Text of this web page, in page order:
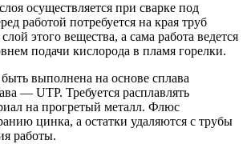
осуществляется при сварке под
работой потребуется на края труб
этого вещества, а сама работа ведется
подачи кислорода в пламя горелки.
выполнена на основе сплава
— UTP. Требуется расплавлять
на прогретый металл. Флюс
цинка, а остатки удаляются с трубы
работы.